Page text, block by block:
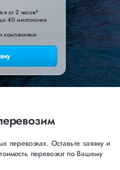
от 2 часов*
40 миллионов
компаниями
Оставьте заявку и
перевозки по Вашему